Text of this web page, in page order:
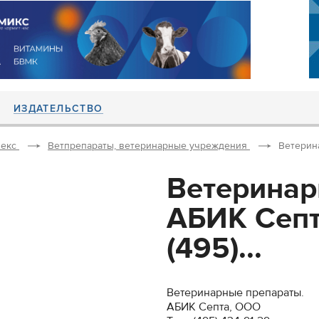
ИЗДАТЕЛЬСТВО
Ветпрепараты, ветеринарные учреждения
АБИК
(495)...
Ветеринарные препараты.
АБИК Септа, ООО